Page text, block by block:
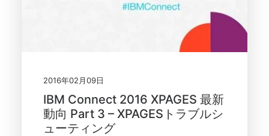
2016年02月09日
IBM Connect 2016 XPAGES 最新
動向 Part 3 – XPAGESトラブルシ
ューティング